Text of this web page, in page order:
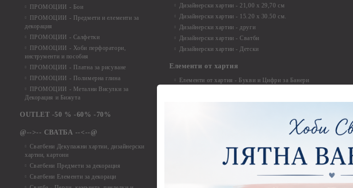
ПРОМОЦИИ - Бои
ПРОМОЦИИ - Предмети и елементи за
декорация
ПРОМОЦИИ - Салфетки
ПРОМОЦИИ - Хоби перфоратори,
инструменти и пособия
ПРОМОЦИИ - Платна за рисуване
ПРОМОЦИИ - Полимерна глина
ПРОМОЦИИ - Метални Висулки за
Декорация и Бижута
OUTLET -50 % -60% -70%
@-->-- СВАТБА --<--@
Сватбени Декупажни хартии, дизайнерски
хартии, картони
Сватбени Предмети за декорация
Сватбени Елементи за декораци
Дизайнерски хартии - 21,00 х 29,70 см
Дизайнерски хартии - 15.20 x 30.50 см.
Дизайнерски хартии - други
Дизайнерски хартии - Сватби
Дизайнерски хартии - Детски
Елементи от хартия
Елементи от хартия - Букви и Цифри за Банери
Елементи от хартия - Училище, Дипломиране и Абитуриентски
Елементи от хартия - Любов, Сватба, Свети Валентин
Елементи от хартия - Дантели, бордюри, ъгли
Елементи от хартия - Рамки
Елементи от хартия - Цветя, листа и клони
Елементи от хартия - За Жени